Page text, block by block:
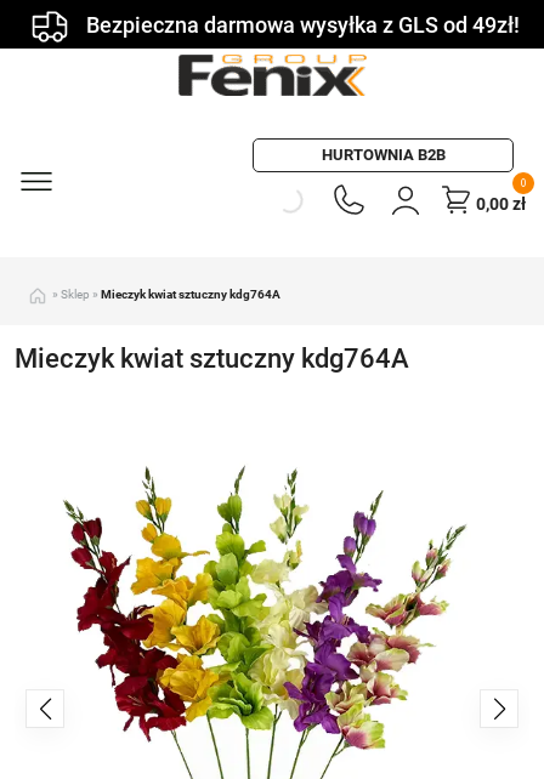
Bezpieczna darmowa wysyłka z GLS od 49zł!
HURTOWNIA B2B
0
0,00zł
» Sklep » Mieczyk kwiat sztuczny kdg764A
Mieczyk kwiat sztuczny kdg764A